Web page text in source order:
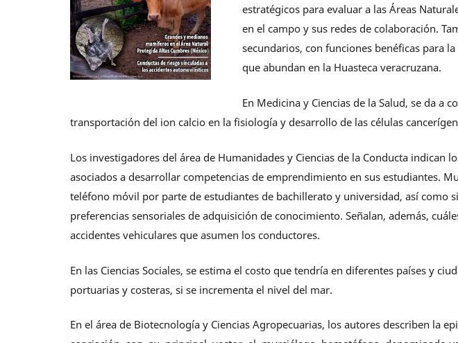
estratégicos para evaluar a las Áreas
en el campo y sus redes de colaboración.
secundarios, con funciones benéficas para
que abundan en la Huasteca veracruzana.
En Medicina y Ciencias de la Salud, se da a
transportación del ion calcio en la fisiología y desarrollo de las células
Los investigadores del área de Humanidades y Ciencias de la Conducta indican
asociados a desarrollar competencias de emprendimiento en sus estudiantes.
teléfono móvil por parte de estudiantes de bachillerato y universidad, así como
preferencias sensoriales de adquisición de conocimiento. Señalan, además,
accidentes vehiculares que asumen los conductores.
En las Ciencias Sociales, se estima el costo que tendría en diferentes países y
portuarias y costeras, si se incrementa el nivel del mar.
En el área de Biotecnología y Ciencias Agropecuarias, los autores describen la